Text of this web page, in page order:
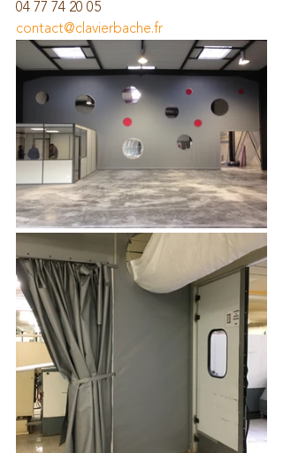
04 77 74 20 05
contact@clavierbache.fr